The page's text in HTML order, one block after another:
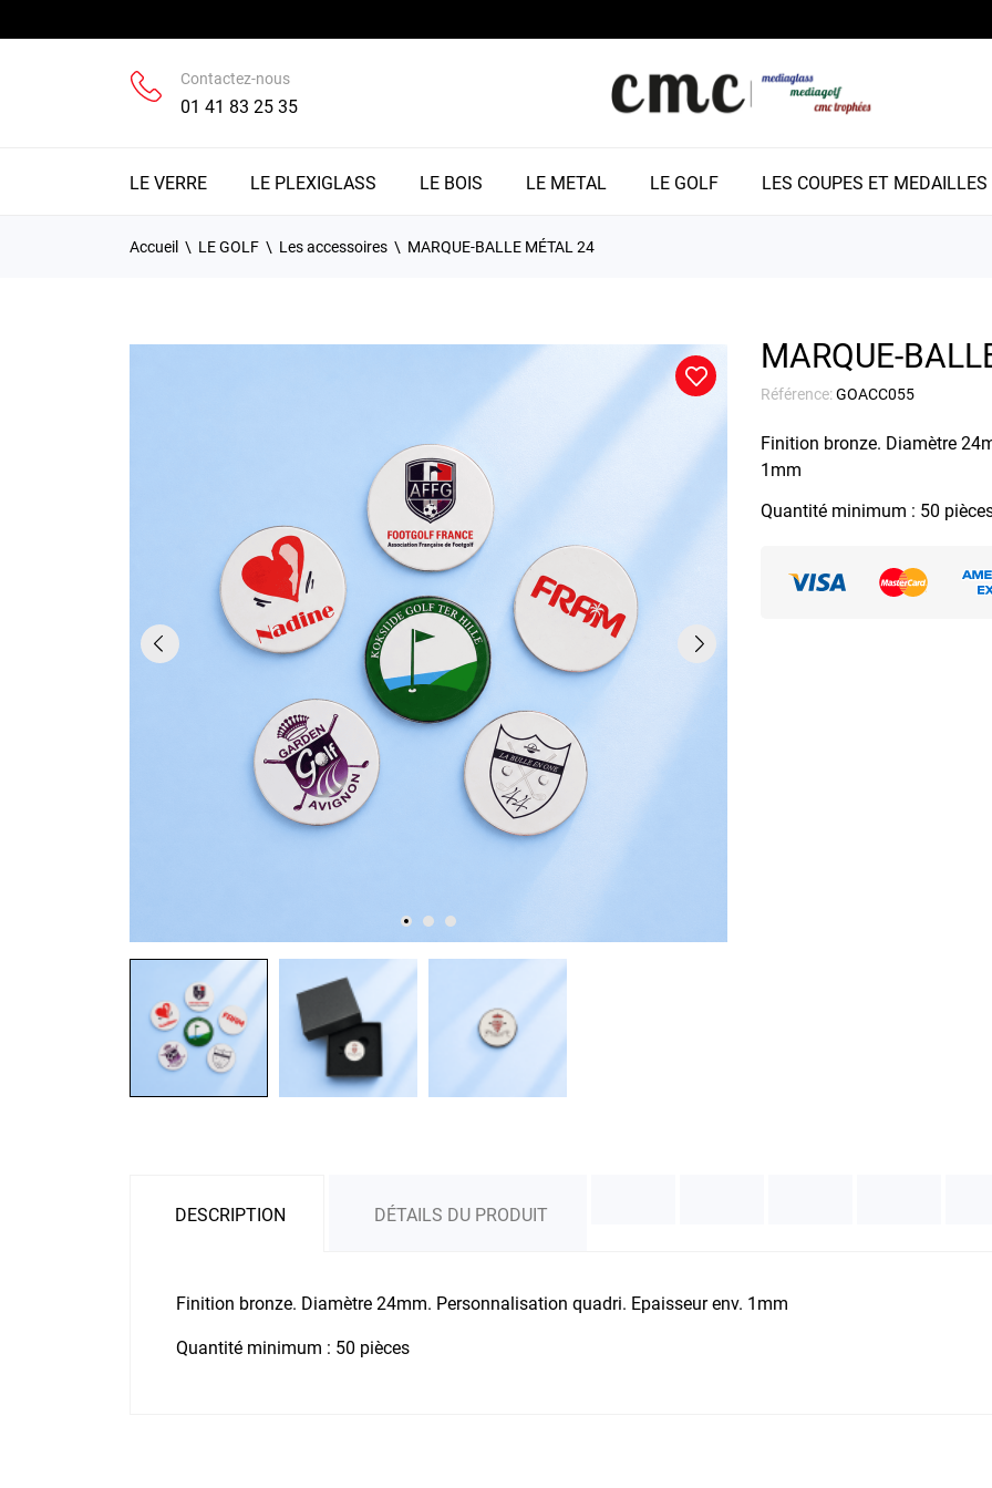
Contactez-nous
01 41 83 25 35
LE VERRE LE PLEXIGLASS LE BOIS LE METAL LE GOLF LES COUPES ET MEDAILLES
Accueil LE GOLF Les accessoires MARQUE-BALLE MÉTAL 24
MARQUE-
Référence:GOACC055
Finition bronze. Diamètre
1mm
Quantité minimum : 50
DESCRIPTION DÉTAILS DU PRODUIT
Finition bronze. Diamètre 24mm. Personnalisation quadri. Epaisseur env. 1mm
Quantité minimum : 50 pièces